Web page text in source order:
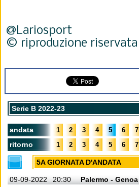
@Lariosport
© riproduzione riservata
Serie B 2022-23
andata 1 2 3 4 5 6 7
ritorno 1 2 3 4 5 6 7
5A GIORNATA D'ANDATA
09-09-2022 20:30
Palermo - Genoa